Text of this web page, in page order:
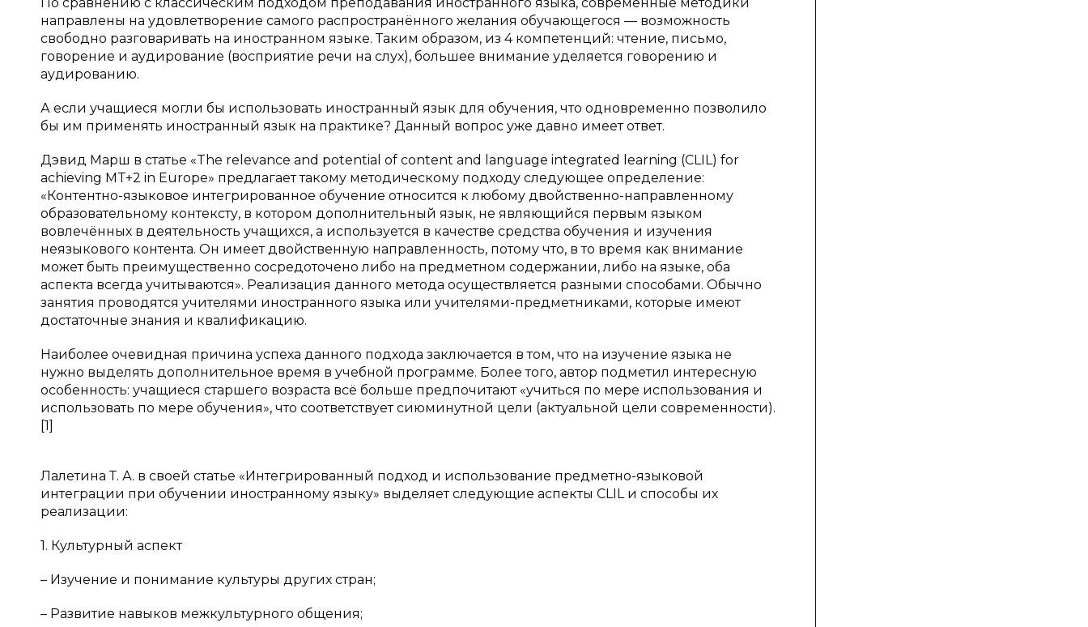
направлены на удовлетворение самого распространённого желания обучающегося — возможность
свободно разговаривать на иностранном языке. Таким образом, из 4 компетенций: чтение, письмо,
говорение и аудирование (восприятие речи на слух), большее внимание уделяется говорению и
аудированию.
А если учащиеся могли бы использовать иностранный язык для обучения, что одновременно позволило
бы им применять иностранный язык на практике? Данный вопрос уже давно имеет ответ.
Дэвид Марш в статье «The relevance and potential of content and language integrated learning (CLIL) for
achieving MT+2 in Europe» предлагает такому методическому подходу следующее определение:
«Контентно-языковое интегрированное обучение относится к любому двойственно-направленному
образовательному контексту, в котором дополнительный язык, не являющийся первым языком
вовлечённых в деятельность учащихся, а используется в качестве средства обучения и изучения
неязыкового контента. Он имеет двойственную направленность, потому что, в то время как внимание
может быть преимущественно сосредоточено либо на предметном содержании, либо на языке, оба
аспекта всегда учитываются». Реализация данного метода осуществляется разными способами. Обычно
занятия проводятся учителями иностранного языка или учителями-предметниками, которые имеют
достаточные знания и квалификацию.
Наиболее очевидная причина успеха данного подхода заключается в том, что на изучение языка не
нужно выделять дополнительное время в учебной программе. Более того, автор подметил интересную
особенность: учащиеся старшего возраста всё больше предпочитают «учиться по мере использования и
использовать по мере обучения», что соответствует сиюминутной цели (актуальной цели современности).
[1]
Лалетина Т. А. в своей статье «Интегрированный подход и использование предметно-языковой
интеграции при обучении иностранному языку» выделяет следующие аспекты CLIL и способы их
реализации:
1. Культурный аспект
– Изучение и понимание культуры других стран;
– Развитие навыков межкультурного общения;